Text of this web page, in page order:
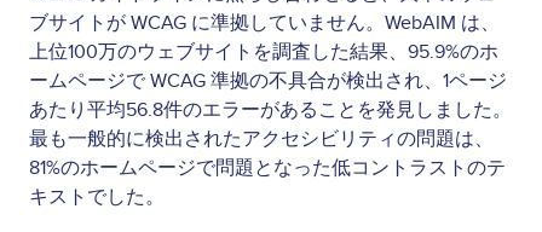
ブサイトが WCAG に準拠していません。WebAIM は、
上位100万のウェブサイトを調査した結果、95.9%のホ
ームページで WCAG 準拠の不具合が検出され、1ページ
あたり平均56.8件のエラーがあることを発見しました。
最も一般的に検出されたアクセシビリティの問題は、
81%のホームページで問題となった低コントラストのテ
キストでした。